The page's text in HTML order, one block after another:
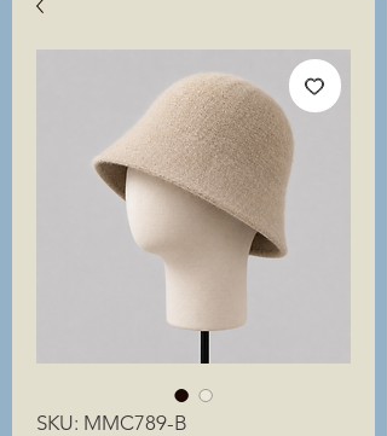
SKU: MMC789-B